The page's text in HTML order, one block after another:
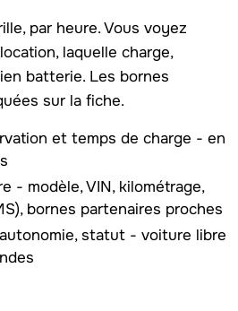
par heure. Vous voyez
laquelle charge,
batterie. Les bornes
sur la fiche.
et temps de charge - en
- modèle, VIN, kilométrage,
bornes partenaires proches
statut - voiture libre